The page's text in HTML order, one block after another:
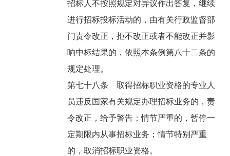
招标人不按照规定对异议作出答复，继续
进行招标投标活动的，由有关行政监督部
门责令改正，拒不改正或者不能改正并影
响中标结果的，依照本条例第八十二条的
规定处理。
第七十八条 取得招标职业资格的专业人
员违反国家有关规定办理招标业务的，责
令改正，给予警告；情节严重的，暂停一
定期限内从事招标业务；情节特别严重
的，取消招标职业资格。